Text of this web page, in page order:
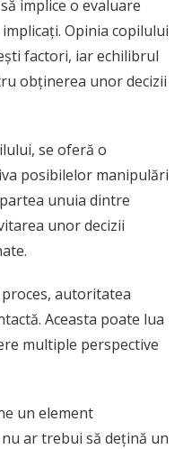
implice o evaluare
Opinia copilului
factori, iar echilibrul
obținerea unor decizii
se oferă o
posibilelor manipulări
unuia dintre
unor decizii
autoritatea
Aceasta poate lua
multiple perspective
un element
ar trebui să dețină un